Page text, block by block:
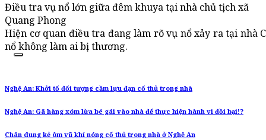
Điều tra vụ nổ lớn giữa đêm khuya tại nhà chủ tịch xã
Quang Phong
Hiện cơ quan điều tra đang làm rõ vụ nổ xảy ra tại nhà
nổ không làm ai bị thương.
Nghệ An: Khởi tố đối tượng cầm lựu đạn cố thủ trong nhà
Nghệ An: Gã hàng xóm lừa bé gái vào nhà để thực hiện hành vi đồi bại!?
Chân dung kẻ ôm vũ khí nóng cố thủ trong nhà ở Nghệ An